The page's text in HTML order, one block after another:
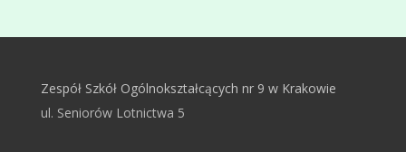
Zespół Szkół Ogólnokształcących nr 9 w Krakowie
ul. Seniorów Lotnictwa 5